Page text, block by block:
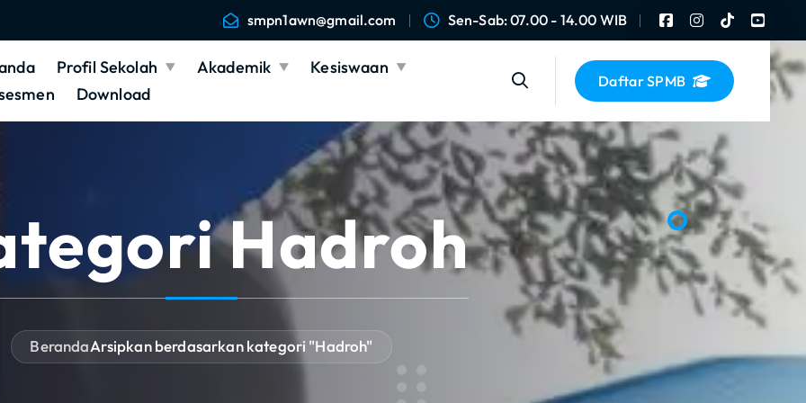
smpn1awn@gmail.com Sen-Sab: 07.00 - 14.00 WIB
Profil Sekolah Akademik
Kesiswaan
Download
Daftar SPMB
Hadroh
BerandaArsipkan berdasarkan kategori "Hadroh"